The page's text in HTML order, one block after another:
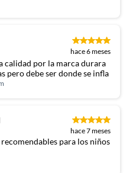
hace 6 meses
calidad por la marca durara
pero debe ser donde se infla
hace 7 meses
para los niños